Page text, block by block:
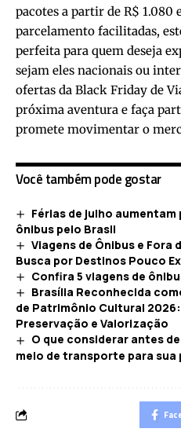
pacotes a partir de R$ 1.080
parcelamento facilitadas,
perfeita para quem deseja
sejam eles nacionais ou
ofertas da Black Friday de
próxima aventura e faça
promete movimentar o
Você também pode gostar
Férias de julho
ônibus pelo Brasil
Viagens de Ônibus e Fora
Busca por Destinos Pouco
Confira 5 viagens de
Brasília Reconhecida
de Patrimônio Cultural 2026:
Preservação e Valorização
O que considerar antes
meio de transporte para sua